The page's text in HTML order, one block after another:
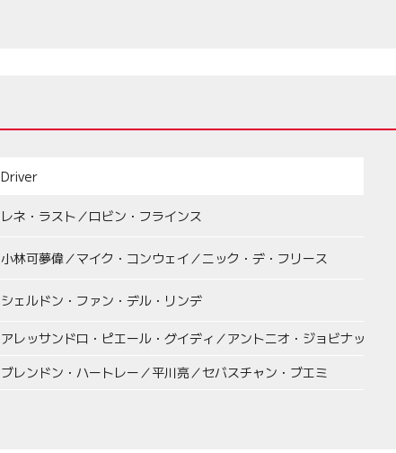
Driver
レネ・ラスト／ロビン・フラインス
小林可夢偉／マイク・コンウェイ／ニック・デ・フリース
シェルドン・ファン・デル・リンデ
アレッサンドロ・ピエール・グイディ／アントニオ・ジョビナッツィ
ブレンドン・ハートレー／平川亮／セバスチャン・ブエミ